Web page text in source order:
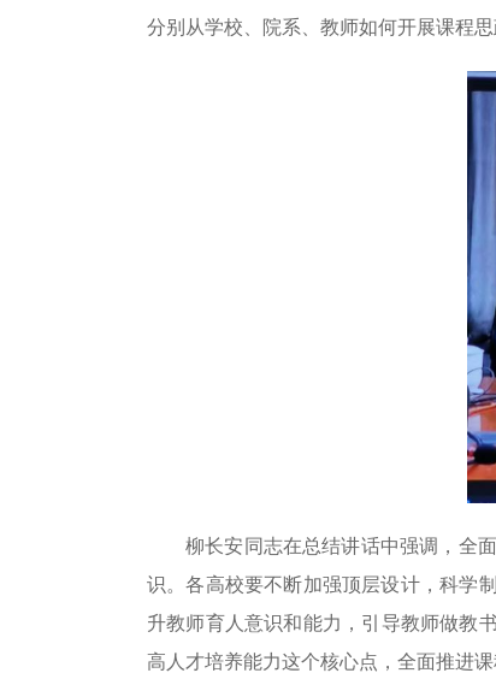
分别从学校、院系、教师如何开展课程
柳长安同志在总结讲话中强调，全
识。各高校要不断加强顶层设计，科学
升教师育人意识和能力，引导教师做教
高人才培养能力这个核心点，全面推进